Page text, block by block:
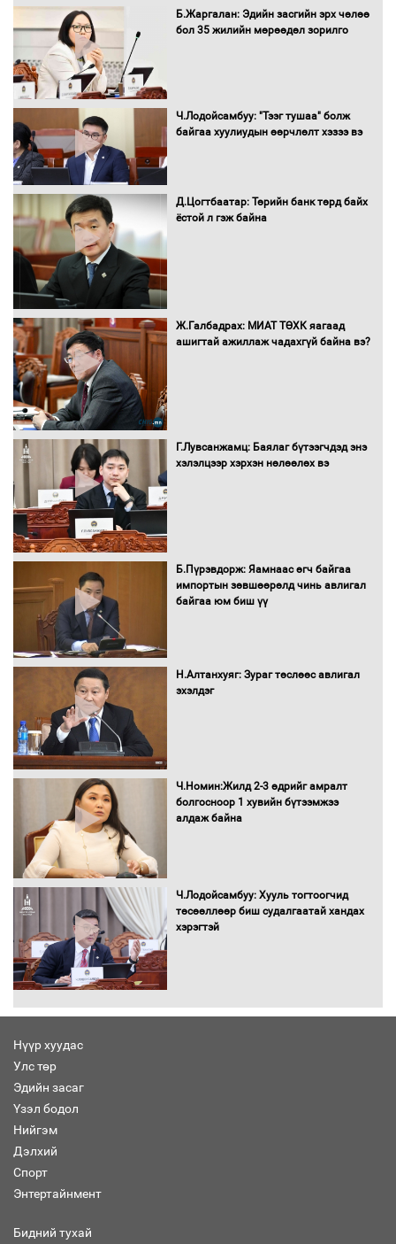
Нөөцийн махны худалдаа,
борлуулалтыг нээлттэй ил тод
Монгол Улс “COP17”-д “Тал хээрийн
төлөвлөгөө”-гөө танилцуулна
16 төрлийн эмийг нэг эх үүсвэрээс
Бүх шатанд хэмнэлтийн горимд
шилжиж, найр наадам, зөвлөгөөн,
орчныг бүрдүүллээ
баримт
Б.Жаргалан: Эдийн засгийн эрх чөлөө
бол 35 жилийн мөрөөдөл зорилго
Ч.Лодойсамбуу: "Тээг тушаа" болж
байгаа хуулиудын өөрчлөлт хэзээ вэ
Д.Цогтбаатар: Төрийн банк төрд байх
ёстой л гэж байна
Ж.Галбадрах: МИАТ ТӨХК яагаад
ашигтай ажиллаж чадахгүй байна вэ?
Г.Лувсанжамц: Баялаг бүтээгчдэд энэ
хэлэлцээр хэрхэн нөлөөлөх вэ
Б.Пүрэвдорж: Яамнаас өгч байгаа
импортын зөвшөөрөлд чинь авлигал
байгаа юм биш үү
Н.Алтанхуяг: Зураг төслөөс авлигал
эхэлдэг
Ч.Номин:Жилд 2-3 өдрийг амралт
болгосноор 1 хувийн бүтээмжээ
алдаж байна
Ч.Лодойсамбуу: Хууль тогтоогчид
төсөөллөөр биш судалгаатай хандах
хэрэгтэй
Нүүр хуудас
Улс төр
Эдийн засаг
Үзэл бодол
Нийгэм
Дэлхий
Спорт
Энтертайнмент
Бидний тухай